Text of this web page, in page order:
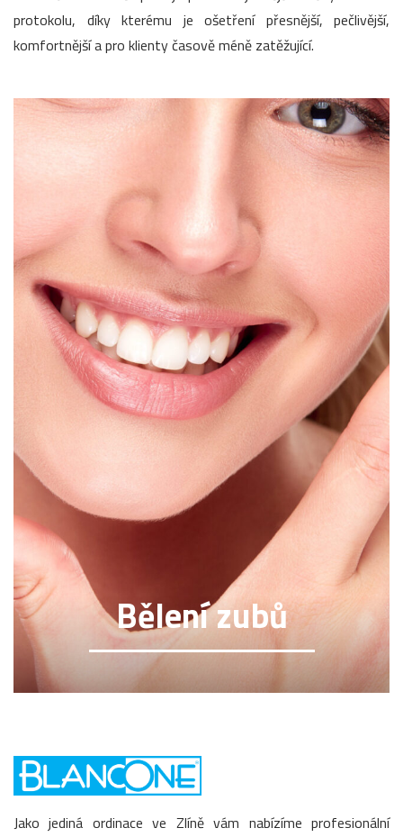
protokolu, díky kterému je ošetření přesnější, pečlivější,
komfortnější a pro klienty časově méně zatěžující.
Jako jediná ordinace ve Zlíně vám nabízíme profesionální
Bělení zubů